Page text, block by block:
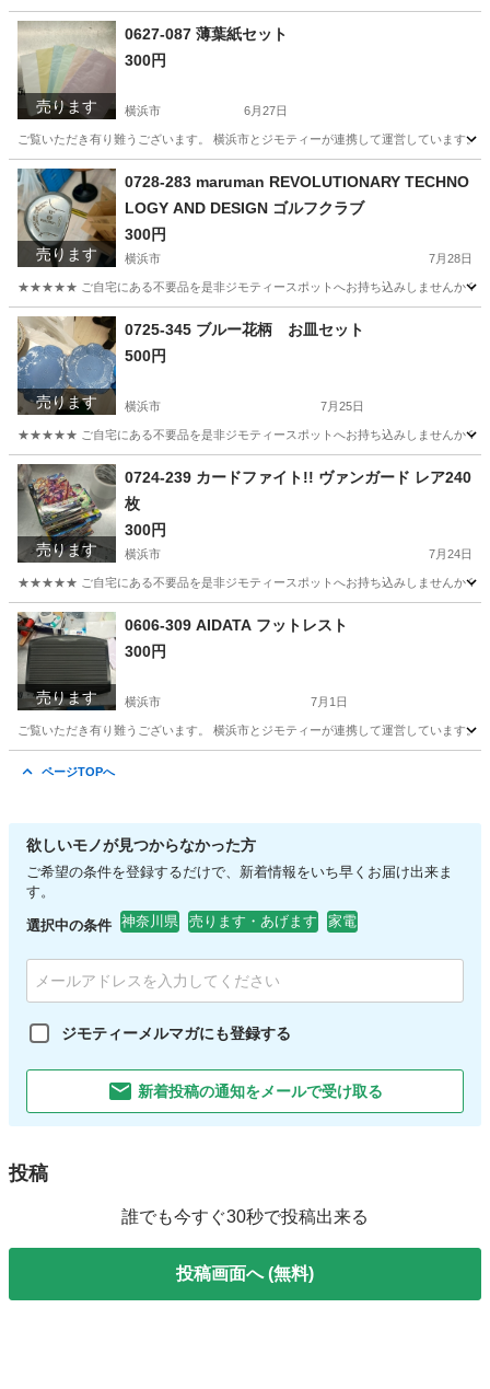
神奈川 横浜市 リユース
売ります
0627-087 薄葉紙セット
300円
横浜市 6月27日
ご覧いただき有り難うございます。 横浜市とジモティーが連携して運営していま
神奈川 横浜市
売ります
0728-283 maruman REVOLUTIONARY TECHNO
LOGY AND DESIGN ゴルフクラブ
300円
横浜市 7月28日
★★★★★ ご自宅にある不要品を是非ジモティースポットへお持ち込みしませんか？
神奈川 横浜市 ゴルフクラブ
売ります
0725-345 ブルー花柄 お皿セット
500円
横浜市 7月25日
★★★★★ ご自宅にある不要品を是非ジモティースポットへお持ち込みしませんか？
神奈川 横浜市 現地
売ります
0724-239 カードファイト!! ヴァンガード レア240
枚
300円
横浜市 7月24日
★★★★★ ご自宅にある不要品を是非ジモティースポットへお持ち込みしませんか？
神奈川 横浜市 ヴァンガード
売ります
0606-309 AIDATA フットレスト
300円
横浜市 7月1日
ご覧いただき有り難うございます。 横浜市とジモティーが連携して運営していま
ページTOPへ
欲しいモノが見つからなかった方
ご希望の条件を登録するだけで、新着情報をいち早くお届け出来ま
す。
選択中の条件 神奈川県 売ります・あげます 家電
ジモティーメルマガにも登録する
新着投稿の通知をメールで受け取る
投稿
誰でも今すぐ30秒で投稿出来る
投稿画面へ (無料)